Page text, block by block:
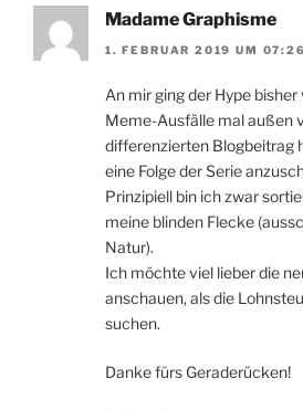
Madame Graphisme
1. FEBRUAR 2019 UM
An mir ging der Hype
Meme-Ausfälle mal außen
differenzierten Blogbeitrag
eine Folge der Serie
Prinzipiell bin ich zwar
meine blinden Flecke
Natur).
Ich möchte viel lieber die
anschauen, als die
suchen.
Danke fürs Geraderücken!